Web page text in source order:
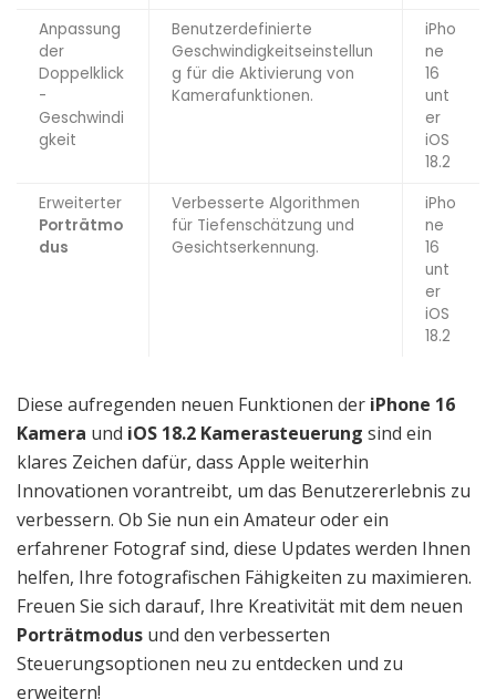
Anpassung
der
Doppelklick
-
Geschwindi
gkeit
Benutzerdefinierte
Geschwindigkeitseinstellun
g für die Aktivierung von
Kamerafunktionen.
iPho
ne
16
unt
er
iOS
18.2
Erweiterter
Porträtmo
dus
Verbesserte Algorithmen
für Tiefenschätzung und
Gesichtserkennung.
iPho
ne
16
unt
er
iOS
18.2
Diese aufregenden neuen Funktionen der iPhone 16
Kamera und iOS 18.2 Kamerasteuerung sind ein
klares Zeichen dafür, dass Apple weiterhin
Innovationen vorantreibt, um das Benutzererlebnis zu
verbessern. Ob Sie nun ein Amateur oder ein
erfahrener Fotograf sind, diese Updates werden Ihnen
helfen, Ihre fotografischen Fähigkeiten zu maximieren.
Freuen Sie sich darauf, Ihre Kreativität mit dem neuen
Porträtmodus und den verbesserten
Steuerungsoptionen neu zu entdecken und zu
erweitern!